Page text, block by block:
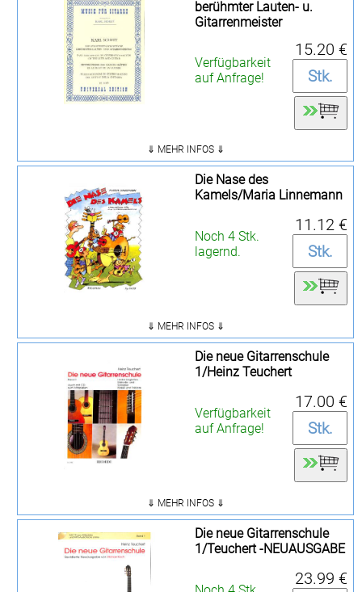
berühmter Lauten- u.
Gitarrenmeister
Verfügbarkeit
auf Anfrage!
15.20 €
⇓ MEHR INFOS ⇓
Die Nase des
Kamels/Maria Linnemann
Noch 4 Stk.
lagernd.
11.12 €
⇓ MEHR INFOS ⇓
Die neue Gitarrenschule
1/Heinz Teuchert
Verfügbarkeit
auf Anfrage!
17.00 €
⇓ MEHR INFOS ⇓
Die neue Gitarrenschule
1/Teuchert -NEUAUSGABE
23.99 €